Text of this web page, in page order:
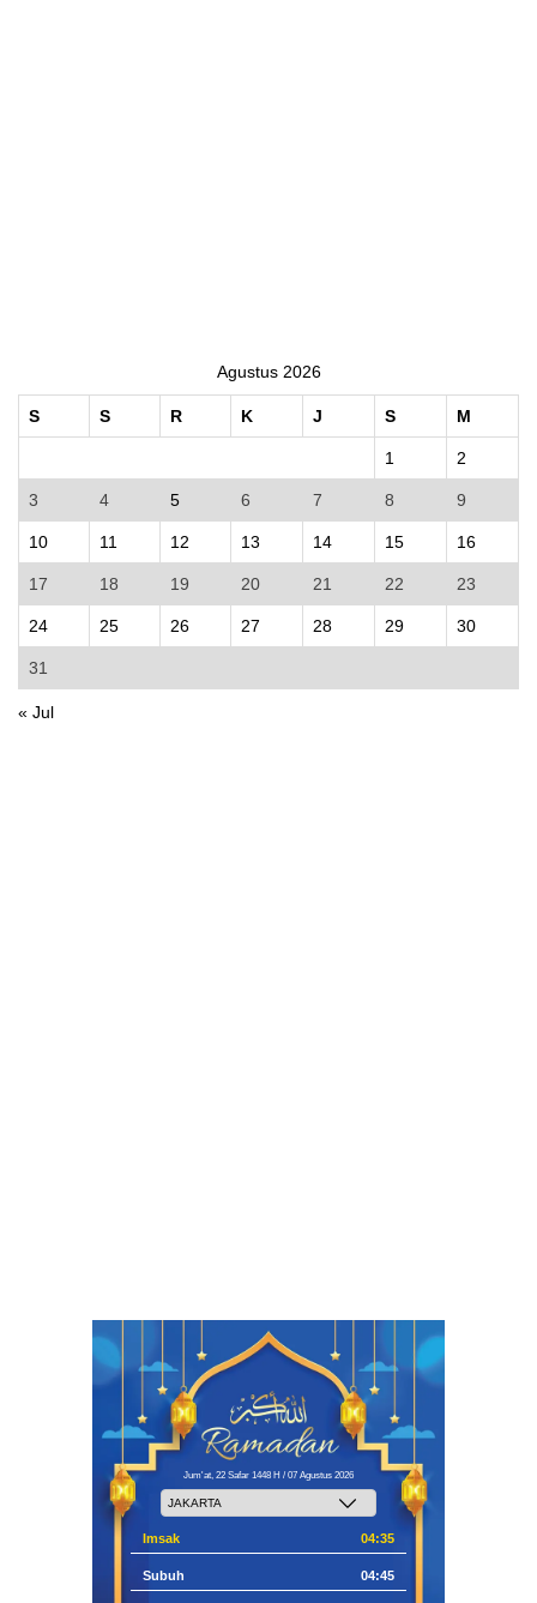
Agustus 2026
S S R K J S M
1 2
3 4 5 6 7 8 9
10 11 12 13 14 15 16
17 18 19 20 21 22 23
24 25 26 27 28 29 30
31
« Jul
Jum'at, 22 Safar 1448 H / 07 Agustus 2026
Imsak 04:35
Subuh 04:45